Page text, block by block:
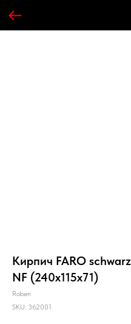
Кирпич FARO
NF (240x115x71)
Roben
SKU: 362001